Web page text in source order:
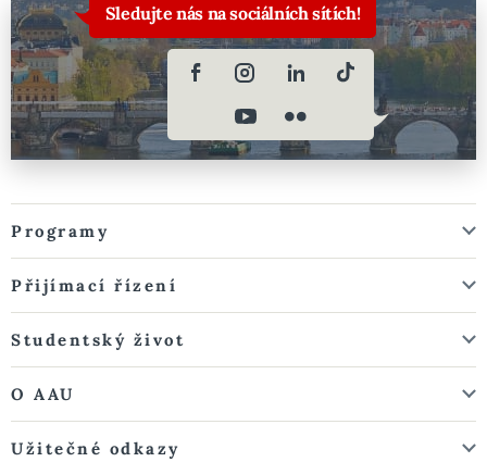
Sledujte nás na sociálních sítích!
Programy
Přijímací řízení
Studentský život
O AAU
Užitečné odkazy